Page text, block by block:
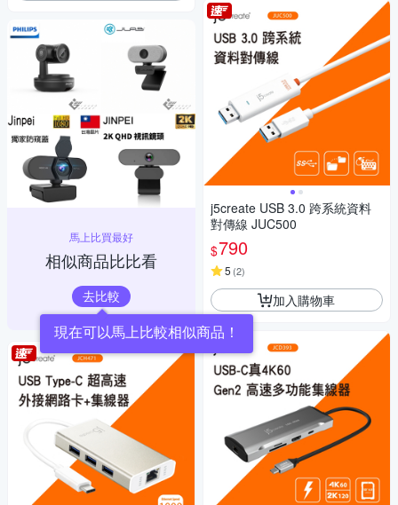
馬上比買最好
相似商品比比看
去比較
現在可以馬上比較相似商品！
j5create USB 3.0 跨系統資料
對傳線 JUC500
$790
5 (2)
加入購物車